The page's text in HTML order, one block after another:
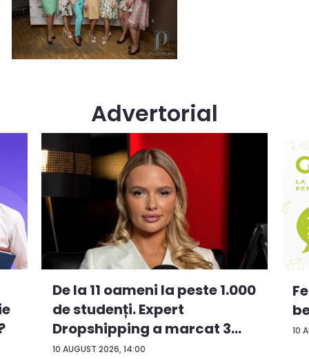
Advertorial
10 AUGUST 2026, 14:00
De la 11 oameni la peste 1.000
de studenți. Expert
Dropshipping a marcat 3
an...
10